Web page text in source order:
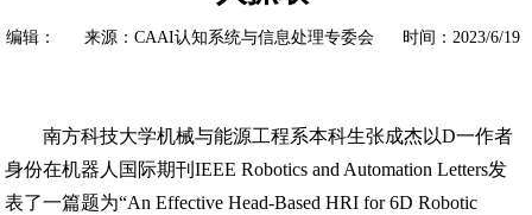
编辑： 来源：CAAI认知系统与信息处理专委会 时间：2023/6/19
南方科技大学机械与能源工程系本科生张成杰以D一作者
身份在机器人国际期刊IEEE Robotics and Automation Letters发
表了一篇题为“An Effective Head-Based HRI for 6D Robotic